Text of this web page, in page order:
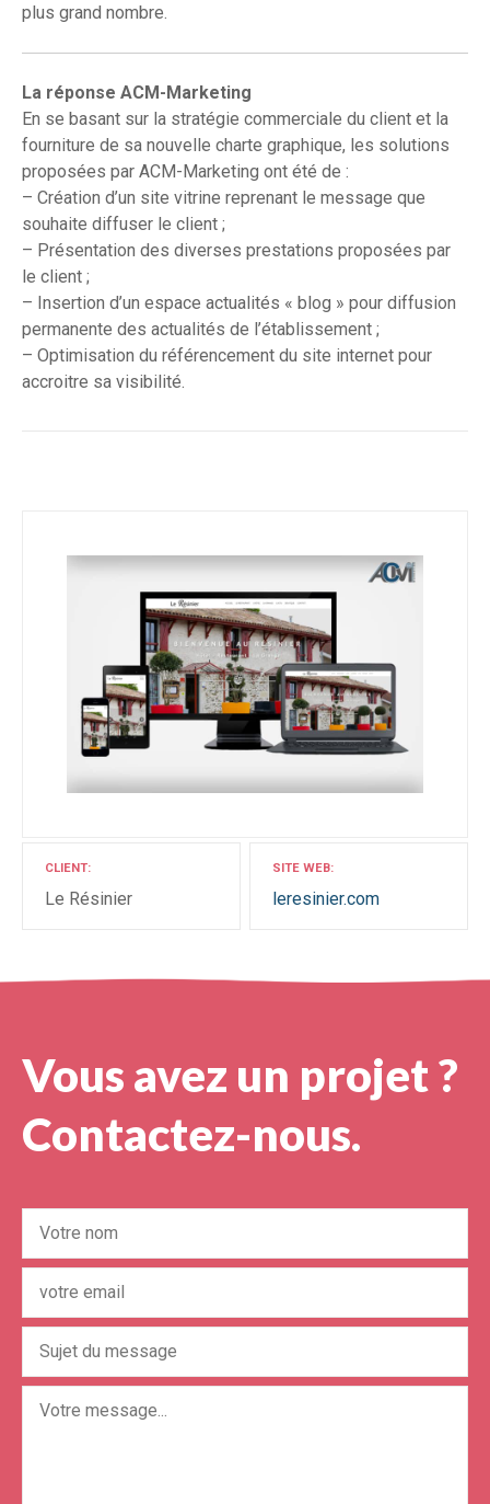
plus grand nombre.
La réponse ACM-Marketing
En se basant sur la stratégie commerciale du client et la
fourniture de sa nouvelle charte graphique, les solutions
proposées par ACM-Marketing ont été de :
– Création d’un site vitrine reprenant le message que
souhaite diffuser le client ;
– Présentation des diverses prestations proposées par
le client ;
– Insertion d’un espace actualités « blog » pour diffusion
permanente des actualités de l’établissement ;
– Optimisation du référencement du site internet pour
accroitre sa visibilité.
CLIENT
Le Résinier
SITE WEB
leresinier.com
Vous avez un projet ?
Contactez-nous.